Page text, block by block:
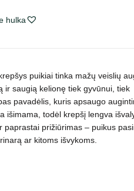
hulka
puikiai tinka mažų veislių
ir saugią kelionę tiek gyvūnui, tiek
pavadėlis, kuris apsaugo
išimama, todėl krepšį lengva
prižiūrimas – puikus
ar kitoms išvykoms.